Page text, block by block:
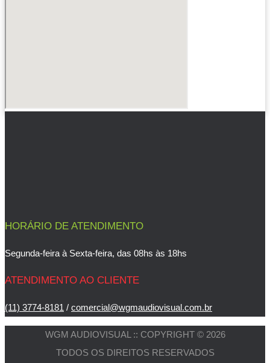
HORÁRIO DE ATENDIMENTO
Segunda-feira à Sexta-feira, das 08hs às 18hs
ATENDIMENTO AO CLIENTE
(11) 3774-8181 / comercial@wgmaudiovisual.com.br
WGM AUDIOVISUAL :: COPYRIGHT © 2026
TODOS OS DIREITOS RESERVADOS